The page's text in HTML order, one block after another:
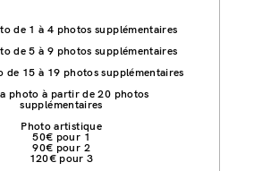
de 1 à 4 photos supplémentaires
de 5 à 9 photos supplémentaires
de 15 à 19 photos supplémentaires
photo à partir de 20 photos
supplémentaires
Photo artistique
50€ pour 1
90€ pour 2
120€ pour 3